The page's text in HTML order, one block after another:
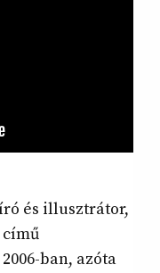
és illusztrátor,
című
ban, azóta